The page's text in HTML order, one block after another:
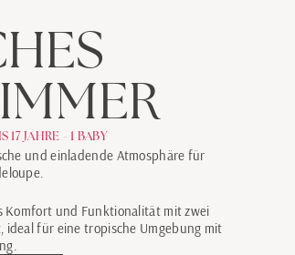
17 JAHRE - 1 BABY
und einladende Atmosphäre für
Komfort und Funktionalität mit zwei
für eine tropische Umgebung mit